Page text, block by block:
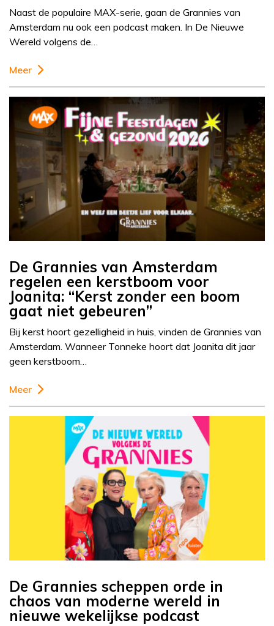
Naast de populaire MAX-serie, gaan de Grannies van
Amsterdam nu ook een podcast maken. In De Nieuwe
Wereld volgens de…
Meer
De Grannies van Amsterdam
regelen een kerstboom voor
Joanita: “Kerst zonder een boom
gaat niet gebeuren”
Bij kerst hoort gezelligheid in huis, vinden de Grannies van
Amsterdam. Wanneer Tonneke hoort dat Joanita dit jaar
geen kerstboom…
Meer
De Grannies scheppen orde in
chaos van moderne wereld in
nieuwe wekelijkse podcast